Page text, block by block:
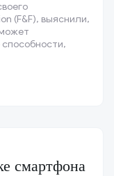
(F&F), выяснили,
смартфона